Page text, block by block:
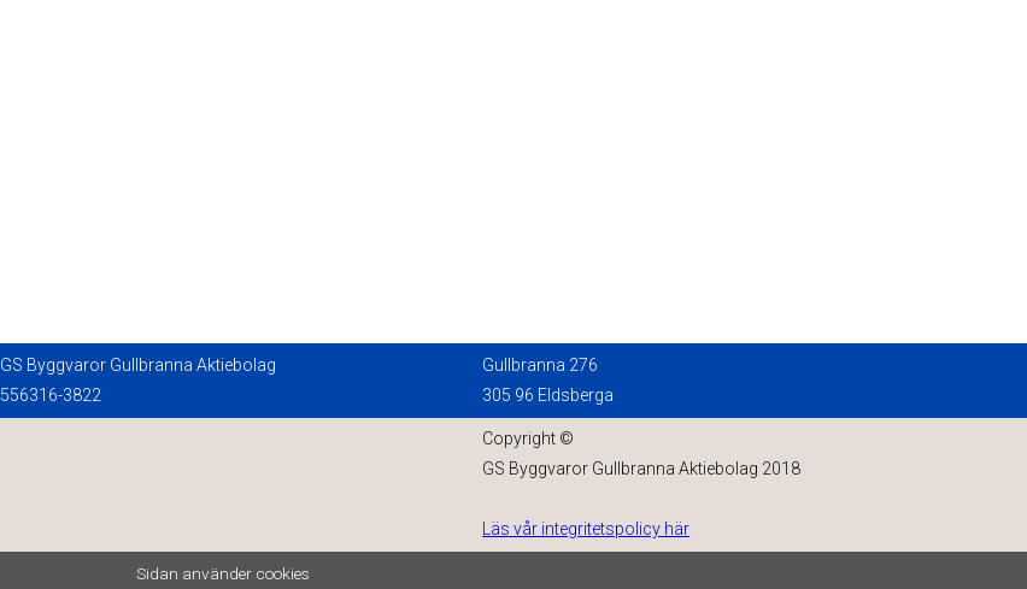
GS Byggvaror Gullbranna Aktiebolag
556316-3822
Gullbranna 276
305 96 Eldsberga
Copyright ©
GS Byggvaror Gullbranna Aktiebolag 2018
Läs vår integritetspolicy här
Sidan använder cookies